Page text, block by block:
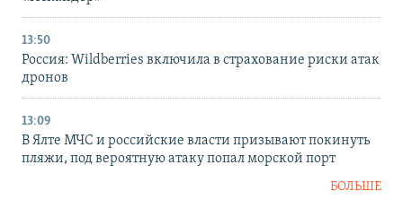
13:50
Россия: Wildberries включила в страхование риски атак
дронов
13:09
В Ялте МЧС и российские власти призывают покинуть
пляжи, под вероятную атаку попал морской порт
БОЛЬШЕ